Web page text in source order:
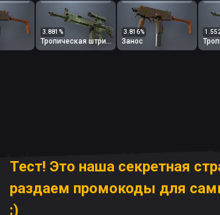
3.881 %
Тропическая штриховка
3.816%
Занос
Тест! Это наша секретная
раздаем промокоды для
:)